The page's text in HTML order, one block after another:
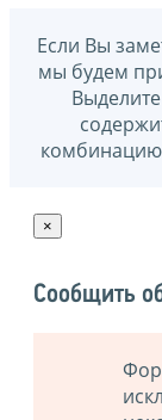
Если Вы
мы будем
×
Сообщить